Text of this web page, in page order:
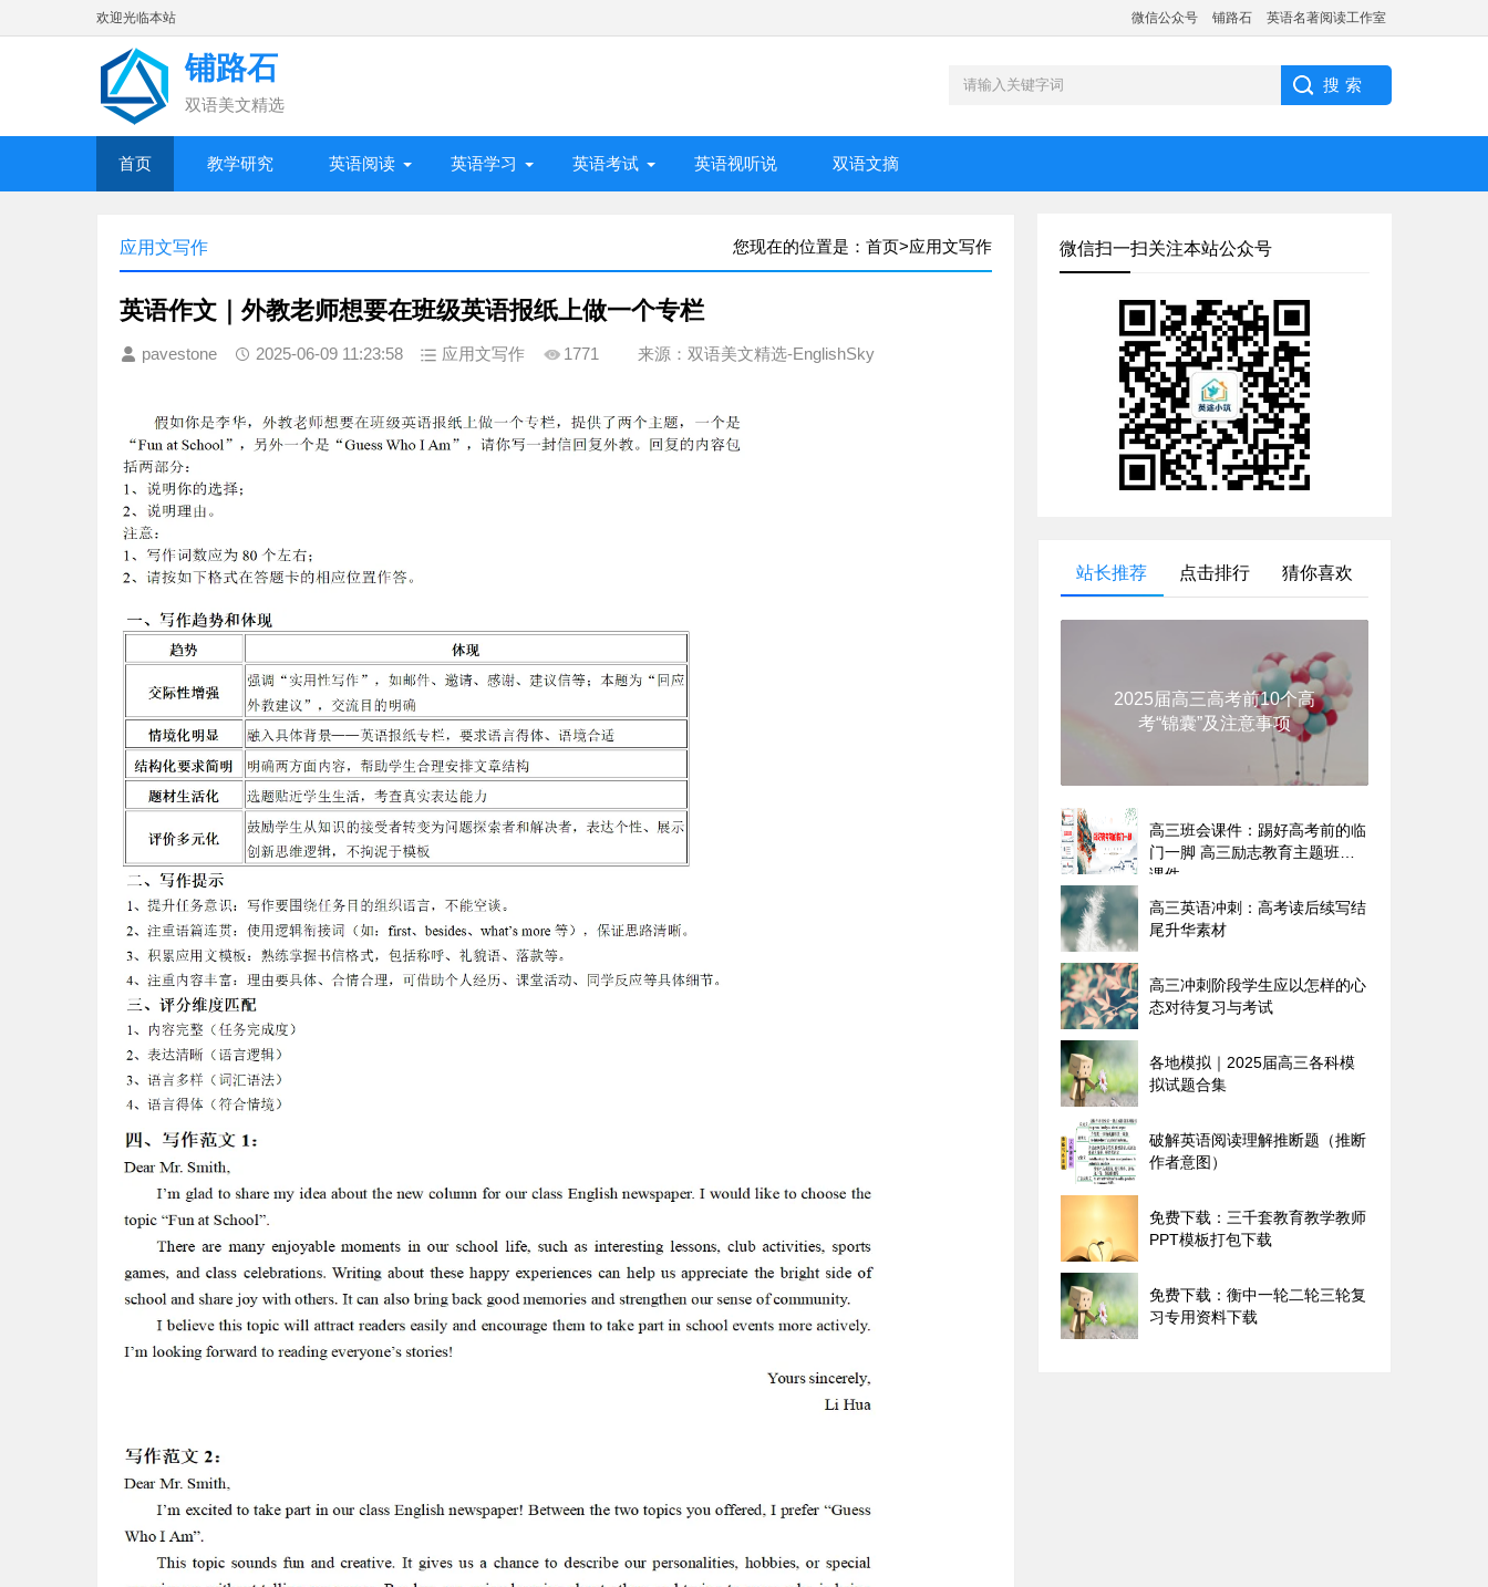
欢迎光临本站 微信公众号 铺路石 英语名著阅读工作室
铺路石
双语美文精选
首页 教学研究 英语阅读 英语学习 英语考试 英语视听说 双语文摘
您现在的位置是： 首页>应用文写作
应用文写作
英语作文｜外教老师想要在班级英语报纸上做一个专栏
pavestone 2025-06-09 11:23:58 应用文写作 1771 来源：双语美文精选-EnglishSky
微信扫一扫关注本站公众号
站长推荐 点击排行 猜你喜欢
2025届高三高考前10个高
考“锦囊”及注意事项
高三班会课件：踢好高考前的临
门一脚 高三励志教育主题班会
课件
高三英语冲刺：高考读后续写结
尾升华素材
高三冲刺阶段学生应以怎样的心
态对待复习与考试
各地模拟｜2025届高三各科模
拟试题合集
破解英语阅读理解推断题（推断
作者意图）
免费下载：三千套教育教学教师
PPT模板打包下载
免费下载：衡中一轮二轮三轮复
习专用资料下载